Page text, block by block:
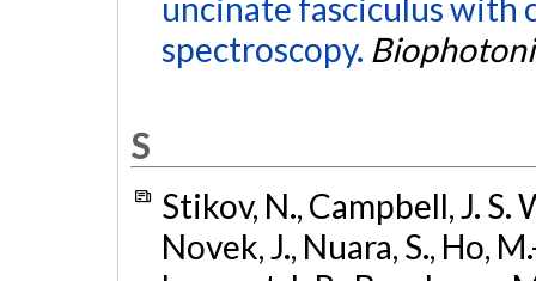
uncinate fasciculus with
spectroscopy.
S
Stikov, N., Campbell, J. S.
Novek, J., Nuara, S., Ho,